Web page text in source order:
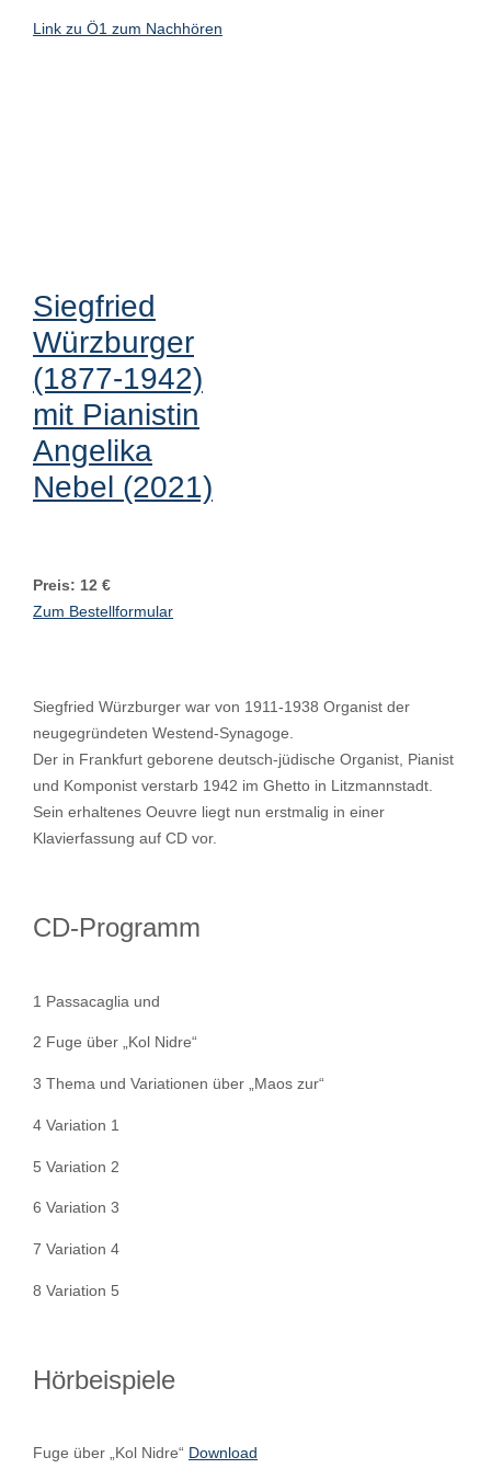
Link zu Ö1 zum Nachhören
Siegfried
Würzburger
(1877-1942)
mit Pianistin
Angelika
Nebel (2021)
Preis: 12 €
Zum Bestellformular
Siegfried Würzburger war von 1911-1938 Organist der
neugegründeten Westend-Synagoge.
Der in Frankfurt geborene deutsch-jüdische Organist, Pianist
und Komponist verstarb 1942 im Ghetto in Litzmannstadt.
Sein erhaltenes Oeuvre liegt nun erstmalig in einer
Klavierfassung auf CD vor.
CD-Programm
1 Passacaglia und
2 Fuge über „Kol Nidre“
3 Thema und Variationen über „Maos zur“
4 Variation 1
5 Variation 2
6 Variation 3
7 Variation 4
8 Variation 5
Hörbeispiele
Fuge über „Kol Nidre“ Download